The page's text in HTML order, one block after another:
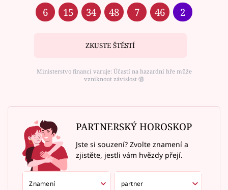
6 15 34 48 7 46 2
ZKUSTE ŠTĚSTÍ
Ministerstvo financí varuje: Účastí na hazardní hře může
vzniknout závislost ⑱
PARTNERSKÝ HOROSKOP
Jste si souzení? Zvolte znamení a
zjistěte, jestli vám hvězdy přejí.